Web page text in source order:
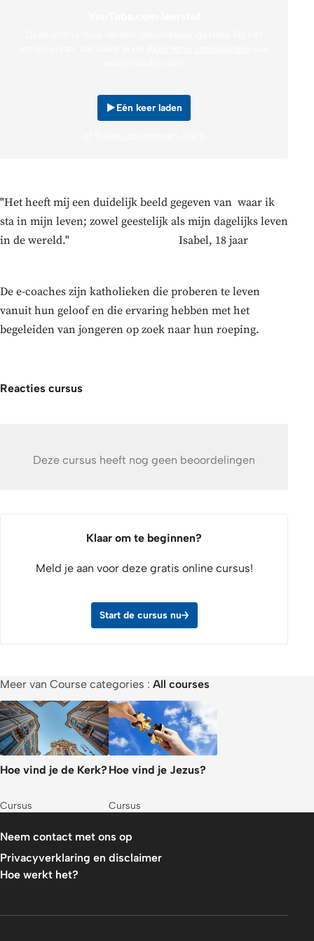
Eén keer laden
"Het heeft mij een duidelijk beeld gegeven van waar ik
sta in mijn leven; zowel geestelijk als mijn dagelijks leven
in de wereld." Isabel, 18 jaar
De e-coaches zijn katholieken die proberen te leven
vanuit hun geloof en die ervaring hebben met het
begeleiden van jongeren op zoek naar hun roeping.
Reacties cursus
Deze cursus heeft nog geen beoordelingen
Klaar om te beginnen?
Meld je aan voor deze gratis online cursus!
Start de cursus nu
Meer van Course categories : All courses
Hoe vind je de Kerk?
Cursus
Hoe vind je Jezus?
Cursus
Neem contact met ons op
Privacyverklaring en disclaimer
Hoe werkt het?